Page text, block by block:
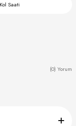
Saati
(0) Yorum